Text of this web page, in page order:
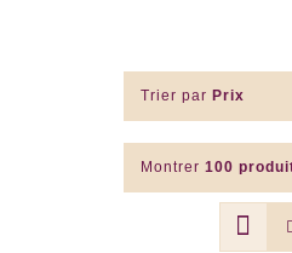
Trier par Prix
Montrer 100